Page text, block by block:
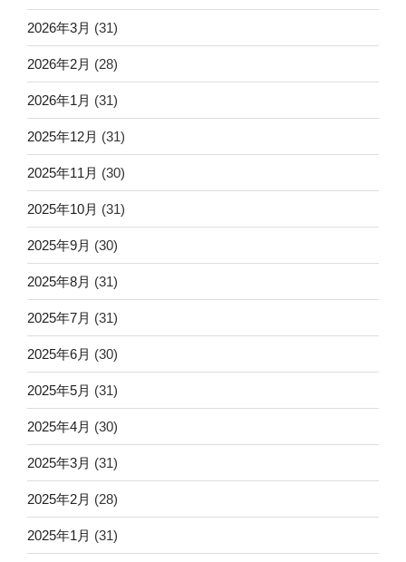
2026年3月 (31)
2026年2月 (28)
2026年1月 (31)
2025年12月 (31)
2025年11月 (30)
2025年10月 (31)
2025年9月 (30)
2025年8月 (31)
2025年7月 (31)
2025年6月 (30)
2025年5月 (31)
2025年4月 (30)
2025年3月 (31)
2025年2月 (28)
2025年1月 (31)